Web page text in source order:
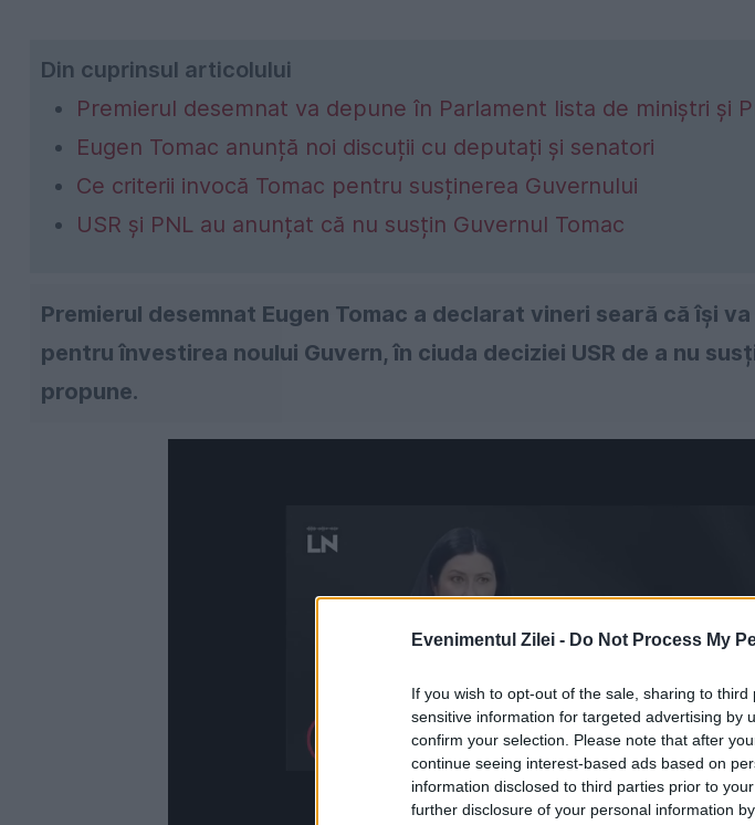
Evenimentul Zilei - Do Not Process My
If you wish to opt-out of the sale, sharing to
sensitive information for targeted advertising by
confirm your selection. Please note that after
continue seeing interest-based ads based on
information disclosed to third parties prior to
further disclosure of your personal information
Din cuprinsul articolului
Premierul desemnat va depune în Parlament lista de miniștri și
Eugen Tomac anunță noi discuții cu deputați și senatori
Ce criterii invocă Tomac pentru susținerea Guvernului
USR și PNL au anunțat că nu susțin Guvernul Tomac
Premierul desemnat Eugen Tomac a declarat vineri seară că își
pentru învestirea noului Guvern, în ciuda deciziei USR de a nu
propune.